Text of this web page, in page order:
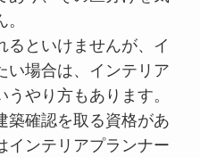
るといけませんが、イ
い場合は、インテリア
やり方もあります。
築確認を取る資格があ
インテリアプランナー